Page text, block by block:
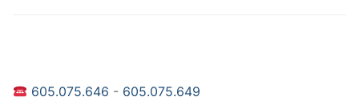
605.075.646 - 605.075.649